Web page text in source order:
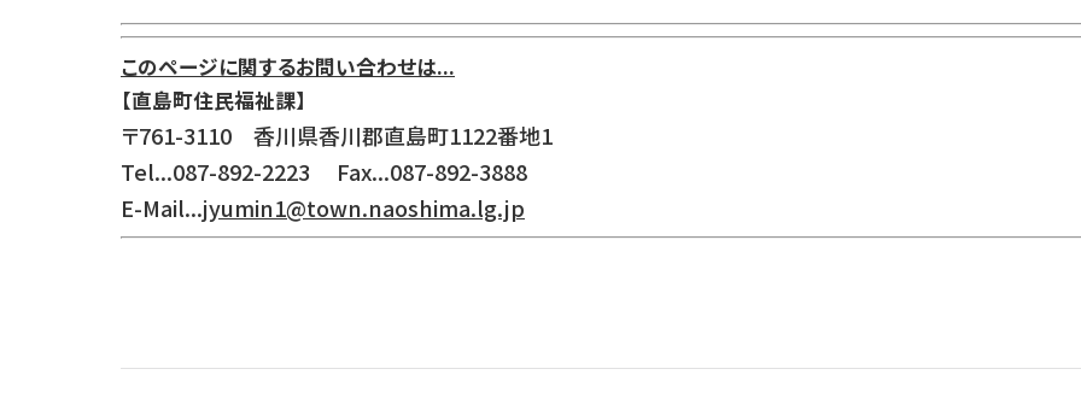
このページに関するお問い合わせは...
【直島町住民福祉課】
〒761-3110 香川県香川郡直島町1122番地1
Tel...087-892-2223 Fax...087-892-3888
E-Mail...jyumin1@town.naoshima.lg.jp